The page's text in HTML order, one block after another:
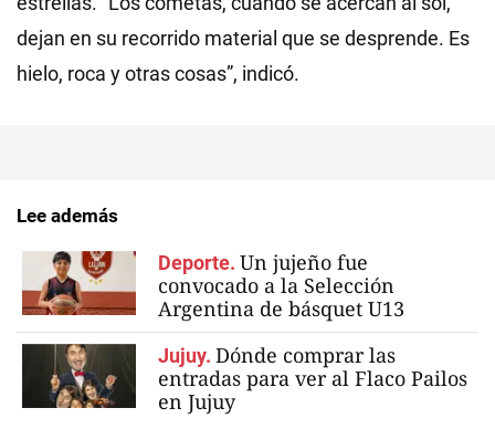
dejan en su recorrido material que se desprende. Es
hielo, roca y otras cosas”, indicó.
Lee además
Deporte. Un jujeño fue
convocado a la Selección
Argentina de básquet U13
Jujuy. Dónde comprar las
entradas para ver al Flaco Pailos
en Jujuy